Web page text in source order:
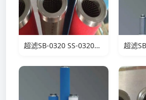
超滤SB-0320 SS-0320滤芯